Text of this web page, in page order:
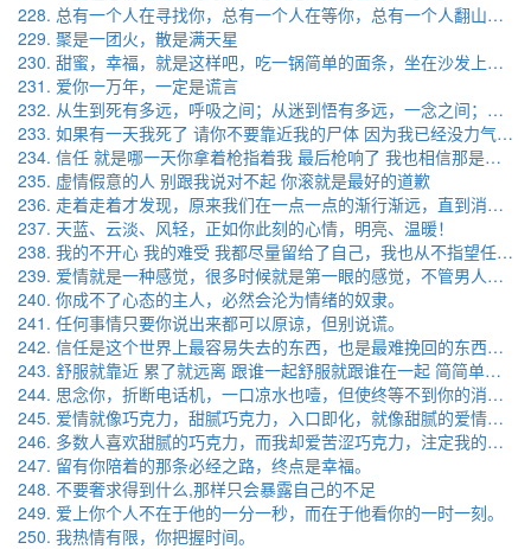
228. 总有一个人在寻找你，总有一个人在等你，总有一个人翻山越岭去爱你。
229. 聚是一团火，散是满天星
230. 甜蜜，幸福，就是这样吧，吃一锅简单的面条，坐在沙发上，听爱的人为自己唱歌……
231. 爱你一万年，一定是谎言
232. 从生到死有多远，呼吸之间；从迷到悟有多远，一念之间；从爱到恨有多远，无常之间；从心到心有多远，天地之间。
233. 如果有一天我死了 请你不要靠近我的尸体 因为我已经没力气 伸出我的手帮你擦干眼泪
234. 信任 就是哪一天你拿着枪指着我 最后枪响了 我也相信那是枪走火
235. 虚情假意的人 别跟我说对不起 你滚就是最好的道歉
236. 走着走着才发现，原来我们在一点一点的渐行渐远，直到消失的看不到对方当初的样子……
237. 天蓝、云淡、风轻，正如你此刻的心情，明亮、温暖！
238. 我的不开心 我的难受 我都尽量留给了自己，我也从不指望任何人心疼我为我扛下所有。。
239. 爱情就是一种感觉，很多时候就是第一眼的感觉，不管男人还是女人小猫还是小狗，哪怕是盆仙人掌，我喜欢不喜欢第一眼就决定了
240. 你成不了心态的主人，必然会沦为情绪的奴隶。
241. 任何事情只要你说出来都可以原谅，但别说谎。
242. 信任是这个世界上最容易失去的东西，也是最难挽回的东西。。
243. 舒服就靠近 累了就远离 跟谁一起舒服就跟谁在一起 简简单单 该吃吃 该喝喝 爱谁谁
244. 思念你，折断电话机，一口凉水也噎，但使终等不到你的消息. Miss torture people
245. 爱情就像巧克力，甜腻巧克力，入口即化，就像甜腻的爱情，一路通畅。苦涩巧克力，
246. 多数人喜欢甜腻的巧克力，而我却爱苦涩巧克力，注定我的一生是苦涩的。
247. 留有你陪着的那条必经之路，终点是幸福。
248. 不要奢求得到什么,那样只会暴露自己的不足
249. 爱上你个人不在于他的一分一秒，而在于他看你的一时一刻。
250. 我热情有限，你把握时间。